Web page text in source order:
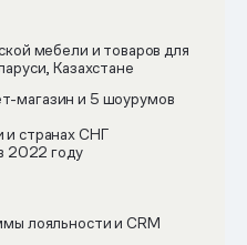
мебели и товаров для
Казахстане
магазин и 5 шоурумов
и странах СНГ
2022 году
лояльности и CRM